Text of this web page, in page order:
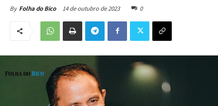
By Folha do Bico 14 de outubro de 2023 0